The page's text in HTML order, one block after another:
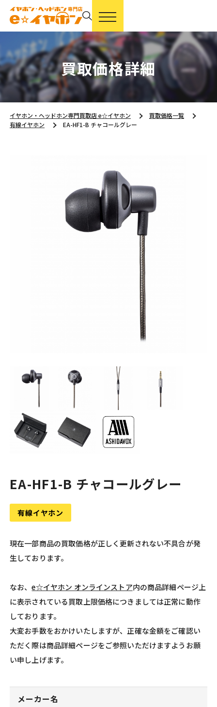
買取価格詳細
イヤホン・ヘッドホン専門買取店 e☆イヤホン
買取価格一覧
有線イヤホン
EA-HF1-B チャコールグレー
EA-HF1-B チャコールグレー
有線イヤホン
現在一部商品の買取価格が正しく更新されない不具合が発
生しております。
なお、e☆イヤホン オンラインストア内の商品詳細ページ上
に表示されている買取上限価格につきましては正常に動作
しております。
大変お手数をおかけいたしますが、正確な金額をご確認い
ただく際は商品詳細ページをご参照いただけますようお願
い申し上げます。
メーカー名